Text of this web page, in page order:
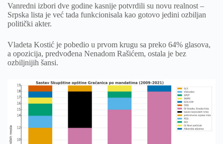
Vanredni izbori dve godine kasnije potvrdili su novu realnost –
Srpska lista je već tada funkcionisala kao gotovo jedini ozbiljan
politički akter.
Vladeta Kostić je pobedio u prvom krugu sa preko 64% glasova,
a opozicija, predvođena Nenadom Rašićem, ostala je bez
ozbiljnijih šansi.